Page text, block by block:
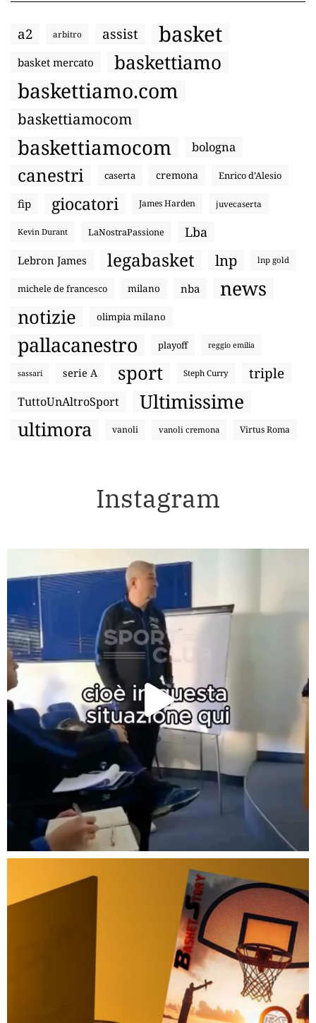
a2 arbitro assist basket
basket mercato baskettiamo
baskettiamo.com
baskettiamocom
baskettiamocom bologna
canestri caserta cremona Enrico d’Alesio
fip giocatori James Harden juvecaserta
Kevin Durant LaNostraPassione Lba
Lebron James legabasket lnp lnp gold
michele de francesco milano nba news
notizie olimpia milano
pallacanestro playoff reggio emilia
sassari serie A sport Steph Curry triple
TuttoUnAltroSport Ultimissime
ultimora vanoli vanoli cremona Virtus Roma
Instagram